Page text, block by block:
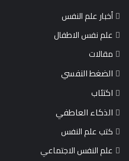
أخبار علم النفس
علم نفس الاطفال
مقالات
الضغط النفسي
اكتئاب
الذكاء العاطفي
كتب علم النفس
علم النفس الاجتماعي